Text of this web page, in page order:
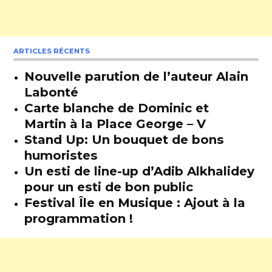
ARTICLES RÉCENTS
Nouvelle parution de l’auteur Alain
Labonté
Carte blanche de Dominic et
Martin à la Place George – V
Stand Up: Un bouquet de bons
humoristes
Un esti de line-up d’Adib Alkhalidey
pour un esti de bon public
Festival Île en Musique : Ajout à la
programmation !